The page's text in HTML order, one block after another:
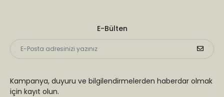
E-Bülten
Kampanya, duyuru ve bilgilendirmelerden haberdar olmak
için kayıt olun.